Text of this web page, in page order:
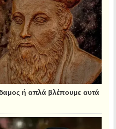
ή απλά βλέπουμε αυτά